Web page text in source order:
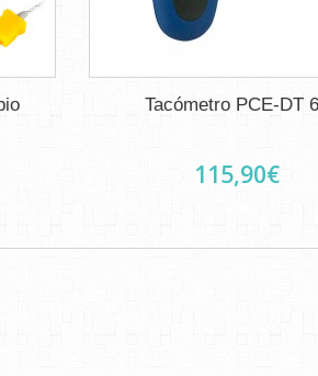
Tacómetro PCE-DT
115,90€